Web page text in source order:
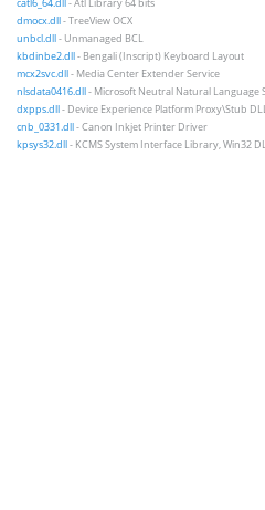
catl6_64.dll- Atl Library 64 bits
dmocx.dll- TreeView OCX
unbcl.dll- Unmanaged BCL
kbdinbe2.dll- Bengali (Inscript) Keyboard Layout
mcx2svc.dll- Media Center Extender Service
nlsdata0416.dll- Microsoft Neutral Natural Language
dxpps.dll- Device Experience Platform Proxy\Stub
cnb_0331.dll- Canon Inkjet Printer Driver
kpsys32.dll- KCMS System Interface Library, Win32